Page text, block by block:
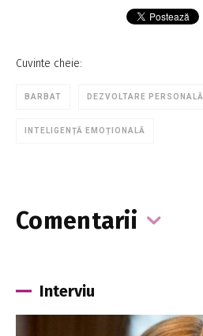
Cuvinte cheie:
BARBAT DEZVOLTARE PERSONALĂ
INTELIGENȚĂ EMOȚIONALĂ
Comentarii
Interviu